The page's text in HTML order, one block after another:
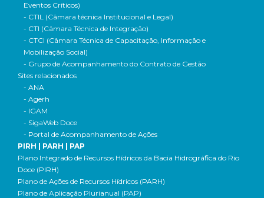
Eventos Críticos)
- CTIL (Câmara técnica Institucional e Legal)
- CTI (Câmara Técnica de Integração)
- CTCI (Câmara Técnica de Capacitação, Informação e
Mobilização Social)
- Grupo de Acompanhamento do Contrato de Gestão
Sites relacionados
- ANA
- Agerh
- IGAM
- SigaWeb Doce
- Portal de Acompanhamento de Ações
PIRH | PARH | PAP
Plano Integrado de Recursos Hídricos da Bacia Hidrográfica do Rio
Doce (PIRH)
Plano de Ações de Recursos Hídricos (PARH)
Plano de Aplicação Plurianual (PAP)